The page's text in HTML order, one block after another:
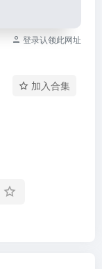
登录认领此网址
加入合集